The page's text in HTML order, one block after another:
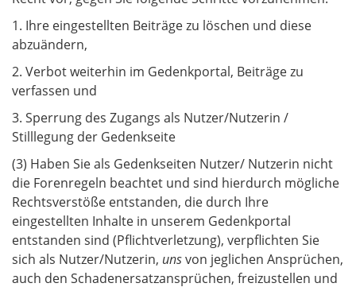
1. Ihre eingestellten Beiträge zu löschen und diese
abzuändern,
2. Verbot weiterhin im Gedenkportal, Beiträge zu
verfassen und
3. Sperrung des Zugangs als Nutzer/Nutzerin /
Stilllegung der Gedenkseite
(3) Haben Sie als Gedenkseiten Nutzer/ Nutzerin nicht
die Forenregeln beachtet und sind hierdurch mögliche
Rechtsverstöße entstanden, die durch Ihre
eingestellten Inhalte in unserem Gedenkportal
entstanden sind (Pflichtverletzung), verpflichten Sie
sich als Nutzer/Nutzerin, unsvon jeglichen Ansprüchen,
auch den Schadenersatzansprüchen, freizustellen und